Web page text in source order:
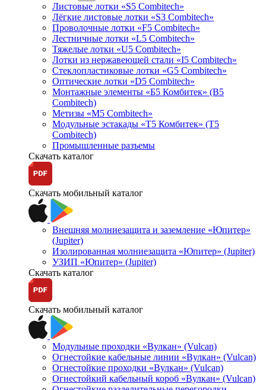
Листовые лотки «S5 Combitech»
Лёгкие листовые лотки «S3 Combitech»
Проволочные лотки «F5 Combitech»
Лестничные лотки «L5 Combitech»
Тяжелые лотки «U5 Combitech»
Лотки из нержавеющей стали «I5 Combitech»
Стеклопластиковые лотки «G5 Combitech»
Оптические лотки «D5 Combitech»
Монтажные элементы «Б5 Комбитек» (B5
Combitech)
Метизы «M5 Combitech»
Модульные эстакады «Т5 Комбитек» (T5
Combitech)
Промышленные разъемы
Скачать каталог
Скачать мобильный каталог
Внешняя молниезащита и заземление «Юпитер»
(Jupiter)
Изолированная молниезащита «Юпитер» (Jupiter)
УЗИП «Юпитер» (Jupiter)
Скачать каталог
Скачать мобильный каталог
Модульные проходки «Вулкан» (Vulcan)
Огнестойкие кабельные линии «Вулкан» (Vulcan)
Огнестойкие проходки «Вулкан» (Vulcan)
Огнестойкий кабельный короб «Вулкан» (Vulcan)